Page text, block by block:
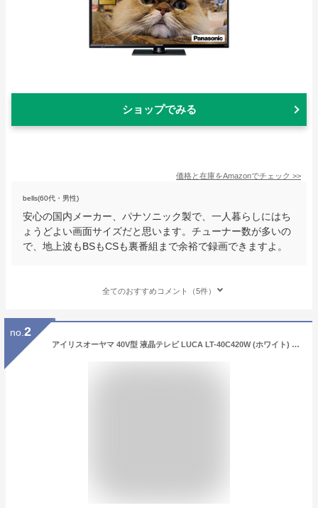
ショップでみる
価格と在庫をAmazonでチェック >>
bells(60代・男性)
安心の国内メーカー、パナソニック製で、一人暮らしにはち
ょうどよい画面サイズだと思います。チューナー数が多いの
で、地上波もBSもCSも裏番組まで余裕で録画できますよ。
全てのおすすめコメント（5件）
no. 2
アイリスオーヤマ 40V型 液晶テレビ LUCA LT-40C420W (ホワイト) フルハイビジョン 裏番組録画対応 外付けHDD録画対応